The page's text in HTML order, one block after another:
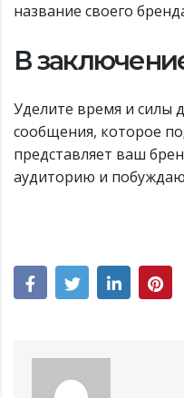
название своего
В
Уделите время и силы
сообщения, которое
представляет ваш
аудиторию и